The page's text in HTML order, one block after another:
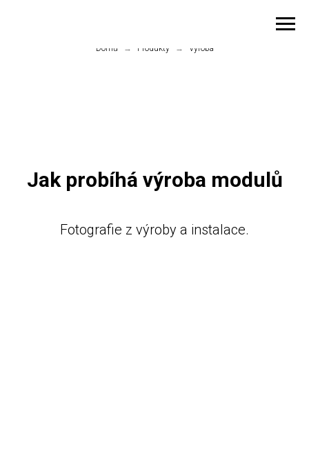
Domů → Produkty → Výroba
Jak probíhá výroba modulů
Fotografie z výroby a instalace.